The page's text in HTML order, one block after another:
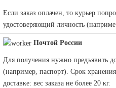
Если заказ оплачен, то курьер
удостоверяющий личность
Почтой России
Для получения нужно предъявить
(например, паспорт). Срок
доставке: вес заказа не более 20 кг.